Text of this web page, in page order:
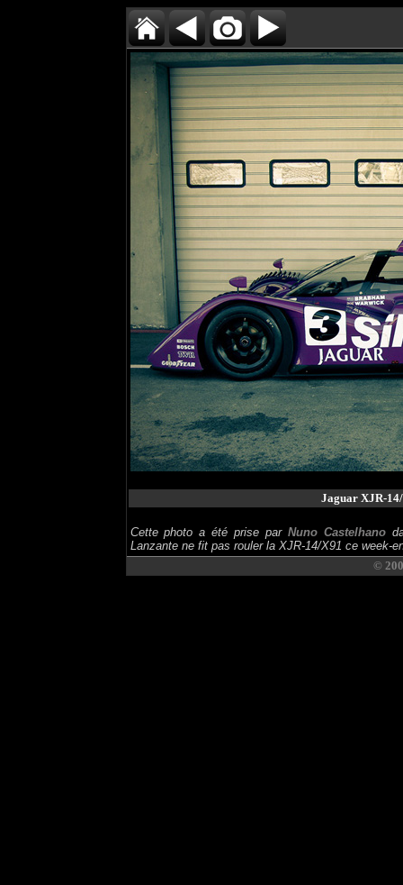
Jaguar XJR-
Cette photo a été prise parNuno Castelhano
Lanzante ne fit pas rouler la XJR-14/X91 ce week-
©